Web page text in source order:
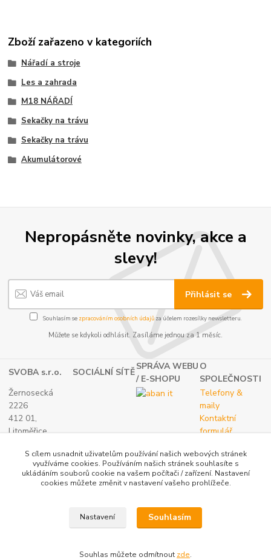
Zboží zařazeno v kategoriích
Nářadí a stroje
Les a zahrada
M18 NÁŘADÍ
Sekačky na trávu
Sekačky na trávu
Akumulátorové
Nepropásněte novinky, akce a
slevy!
Přihlásit se
Souhlasím se zpracováním osobních údajůza účelem rozesílky newsletteru.
Můžete se kdykoli odhlásit. Zasíláme jednou za 1 měsíc.
SVOBA s.r.o. SOCIÁLNÍ SÍTĚ
SPRÁVA WEBU
/ E-SHOPU
O
SPOLEČNOSTI
Žernosecká
2226
412 01,
Litoměřice
(+420) 416 733
IČ: 27265382
Telefony &
maily
Kontaktní
formulář
S cílem usnadnit uživatelům používání našich webových stránek
využíváme cookies. Používáním našich stránek souhlasíte s
ukládáním souborů cookie na vašem počítači / zařízení. Nastavení
cookies můžete změnit v nastavení vašeho prohlížeče.
Nastavení Souhlasím
Souhlas můžete odmítnout zde.